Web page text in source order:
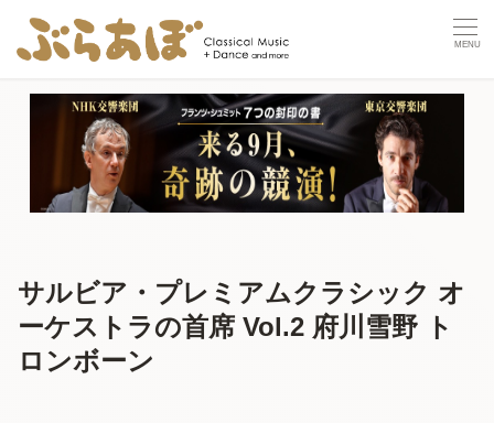
サルビア・プレミアムクラシック オ
ーケストラの首席 Vol.2 府川雪野 ト
ロンボーン